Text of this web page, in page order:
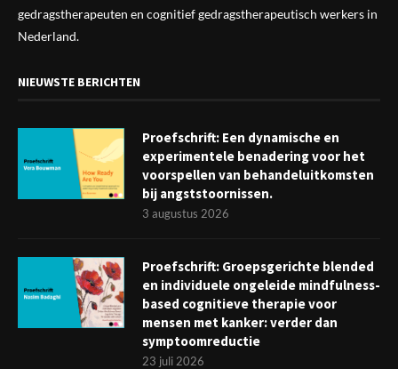
gedragstherapeuten en cognitief gedragstherapeutisch werkers in
Nederland.
NIEUWSTE BERICHTEN
Proefschrift: Een dynamische en
experimentele benadering voor het
voorspellen van behandeluitkomsten
bij angststoornissen.
3 augustus 2026
Proefschrift: Groepsgerichte blended
en individuele ongeleide mindfulness-
based cognitieve therapie voor
mensen met kanker: verder dan
symptoomreductie
23 juli 2026